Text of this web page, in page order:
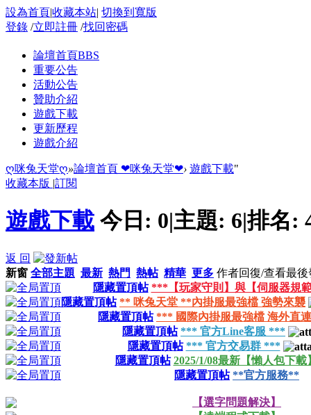
設為首頁|收藏本站| 切換到寬版
登錄 /立即註冊 /找回密碼
論壇首頁BBS
重要公告
活動公告
贊助介紹
遊戲下載
更新歷程
遊戲介紹
ღ咪兔天堂ღ»論壇首頁 ❤咪兔天堂❤› 遊戲下載"
收藏本版 |訂閱
遊戲下載 今日: 0|主題: 6|排名:
返 回
新窗 全部主題 最新 熱門 熱帖 精華 更多 作者回復/查看最後
隱藏置頂帖 ***【玩家守則】與【伺服器規
隱藏置頂帖 ** 咪兔天堂 **內掛服最強檔 強勢來襲
隱藏置頂帖 *** 國際內掛服最強檔 海外直
隱藏置頂帖 *** 官方Line客服 ***
隱藏置頂帖 *** 官方交易群 ***
隱藏置頂帖 2025/1/08最新【懶人包下載
隱藏置頂帖 **官方服務**
【選字問題解決】